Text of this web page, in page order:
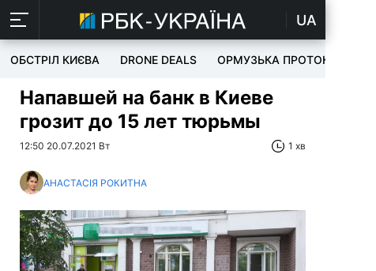
UA
ОБСТРІЛ КИЄВА DRONE DEALS ОРМУЗЬКА ПРОТОКА
Напавшей на банк в Киеве
грозит до 15 лет тюрьмы
12:50 20.07.2021 Вт 1 хв
АНАСТАСІЯ РОКИТНА